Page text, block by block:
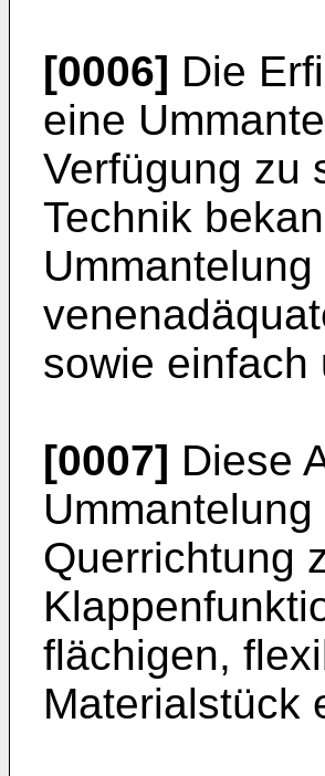
[0006] Die
eine
Verfügung zu
Technik
sowie einfach
[0007] Diese
Querrichtung
flächigen,
Materialstück